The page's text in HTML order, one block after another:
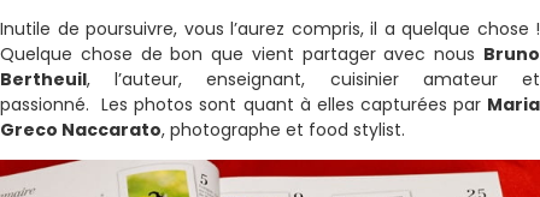
Inutile de poursuivre, vous l’aurez compris, il a quelque chose !
Quelque chose de bon que vient partager avec nous Bruno
Bertheuil, l’auteur, enseignant, cuisinier amateur et
passionné. Les photos sont quant à elles capturées par Maria
Greco Naccarato, photographe et food stylist.